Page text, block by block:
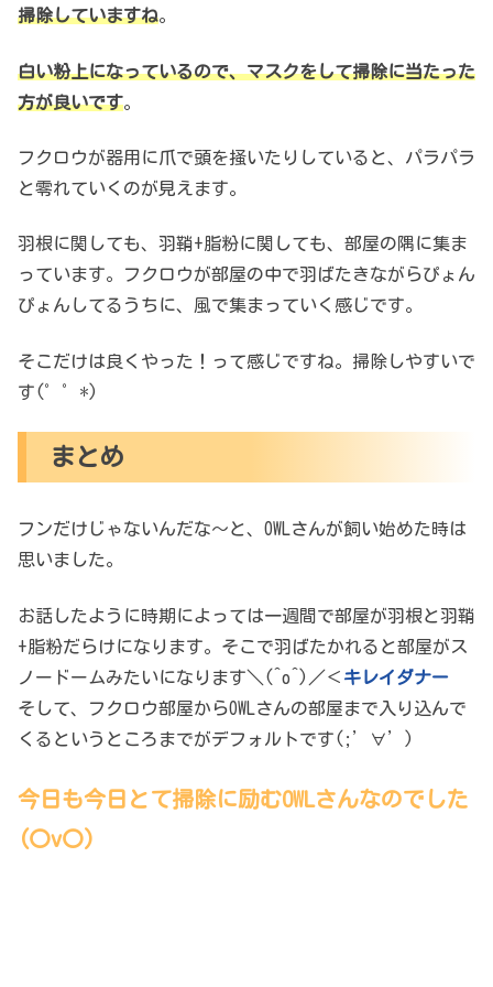
掃除していますね。
白い粉上になっているので、マスクをして掃除に当たった
方が良いです。
フクロウが器用に爪で頭を掻いたりしていると、パラパラ
と零れていくのが見えます。
羽根に関しても、羽鞘+脂粉に関しても、部屋の隅に集ま
っています。フクロウが部屋の中で羽ばたきながらぴょん
ぴょんしてるうちに、風で集まっていく感じです。
そこだけは良くやった！って感じですね。掃除しやすいで
す(゜゜*)
まとめ
フンだけじゃないんだな～と、OWLさんが飼い始めた時は
思いました。
お話したように時期によっては一週間で部屋が羽根と羽鞘
+脂粉だらけになります。そこで羽ばたかれると部屋がス
ノードームみたいになります＼(^o^)／＜ キレイダナー
そして、フクロウ部屋からOWLさんの部屋まで入り込んで
くるというところまでがデフォルトです(;’∀’)
今日も今日とて掃除に励むOWLさんなのでした
(〇v〇)